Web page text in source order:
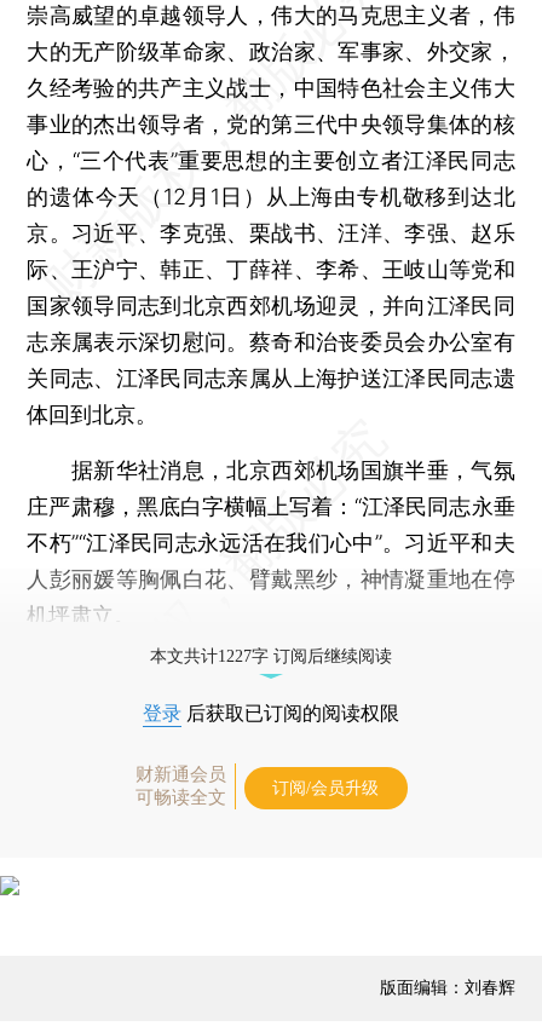
崇高威望的卓越领导人，伟大的马克思主义者，伟
大的无产阶级革命家、政治家、军事家、外交家，
久经考验的共产主义战士，中国特色社会主义伟大
事业的杰出领导者，党的第三代中央领导集体的核
心，“三个代表”重要思想的主要创立者江泽民同志
的遗体今天（12月1日）从上海由专机敬移到达北
京。习近平、李克强、栗战书、汪洋、李强、赵乐
际、王沪宁、韩正、丁薛祥、李希、王岐山等党和
国家领导同志到北京西郊机场迎灵，并向江泽民同
志亲属表示深切慰问。蔡奇和治丧委员会办公室有
关同志、江泽民同志亲属从上海护送江泽民同志遗
体回到北京。
据新华社消息，北京西郊机场国旗半垂，气氛
庄严肃穆，黑底白字横幅上写着：“江泽民同志永垂
不朽”“江泽民同志永远活在我们心中”。习近平和夫
人彭丽媛等胸佩白花、臂戴黑纱，神情凝重地在停
机坪肃立。
本文共计1227字 订阅后继续阅读
登录 后获取已订阅的阅读权限
财新通会员
可畅读全文
订阅/会员升级
版面编辑：刘春辉